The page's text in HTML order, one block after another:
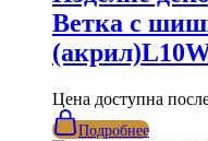
Ветка с
Цена доступна
Подробнее